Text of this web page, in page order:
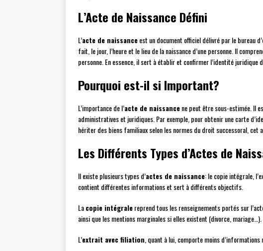
L’Acte de Naissance Défini
L’acte de naissanceest un document officiel délivré par le bureau
fait, le jour, l’heure et le lieu de la naissance d’une personne. Il
personne. En essence, il sert à établir et confirmer l’identité juridique
Pourquoi est-il si Important?
L’importance de l’acte de naissancene peut être sous-estimée. Il
administratives et juridiques. Par exemple, pour obtenir une carte
hériter des biens familiaux selon les normes du droit successoral, cet
Les Différents Types d’Actes de
Il existe plusieurs types d’actes de naissance: le copie intégrale,
contient différentes informations et sert à différents objectifs.
Lacopie intégralereprend tous les renseignements portés sur
ainsi que les mentions marginales si elles existent (divorce, mariage…).
L’extrait avec filiation , quant à lui, comporte moins